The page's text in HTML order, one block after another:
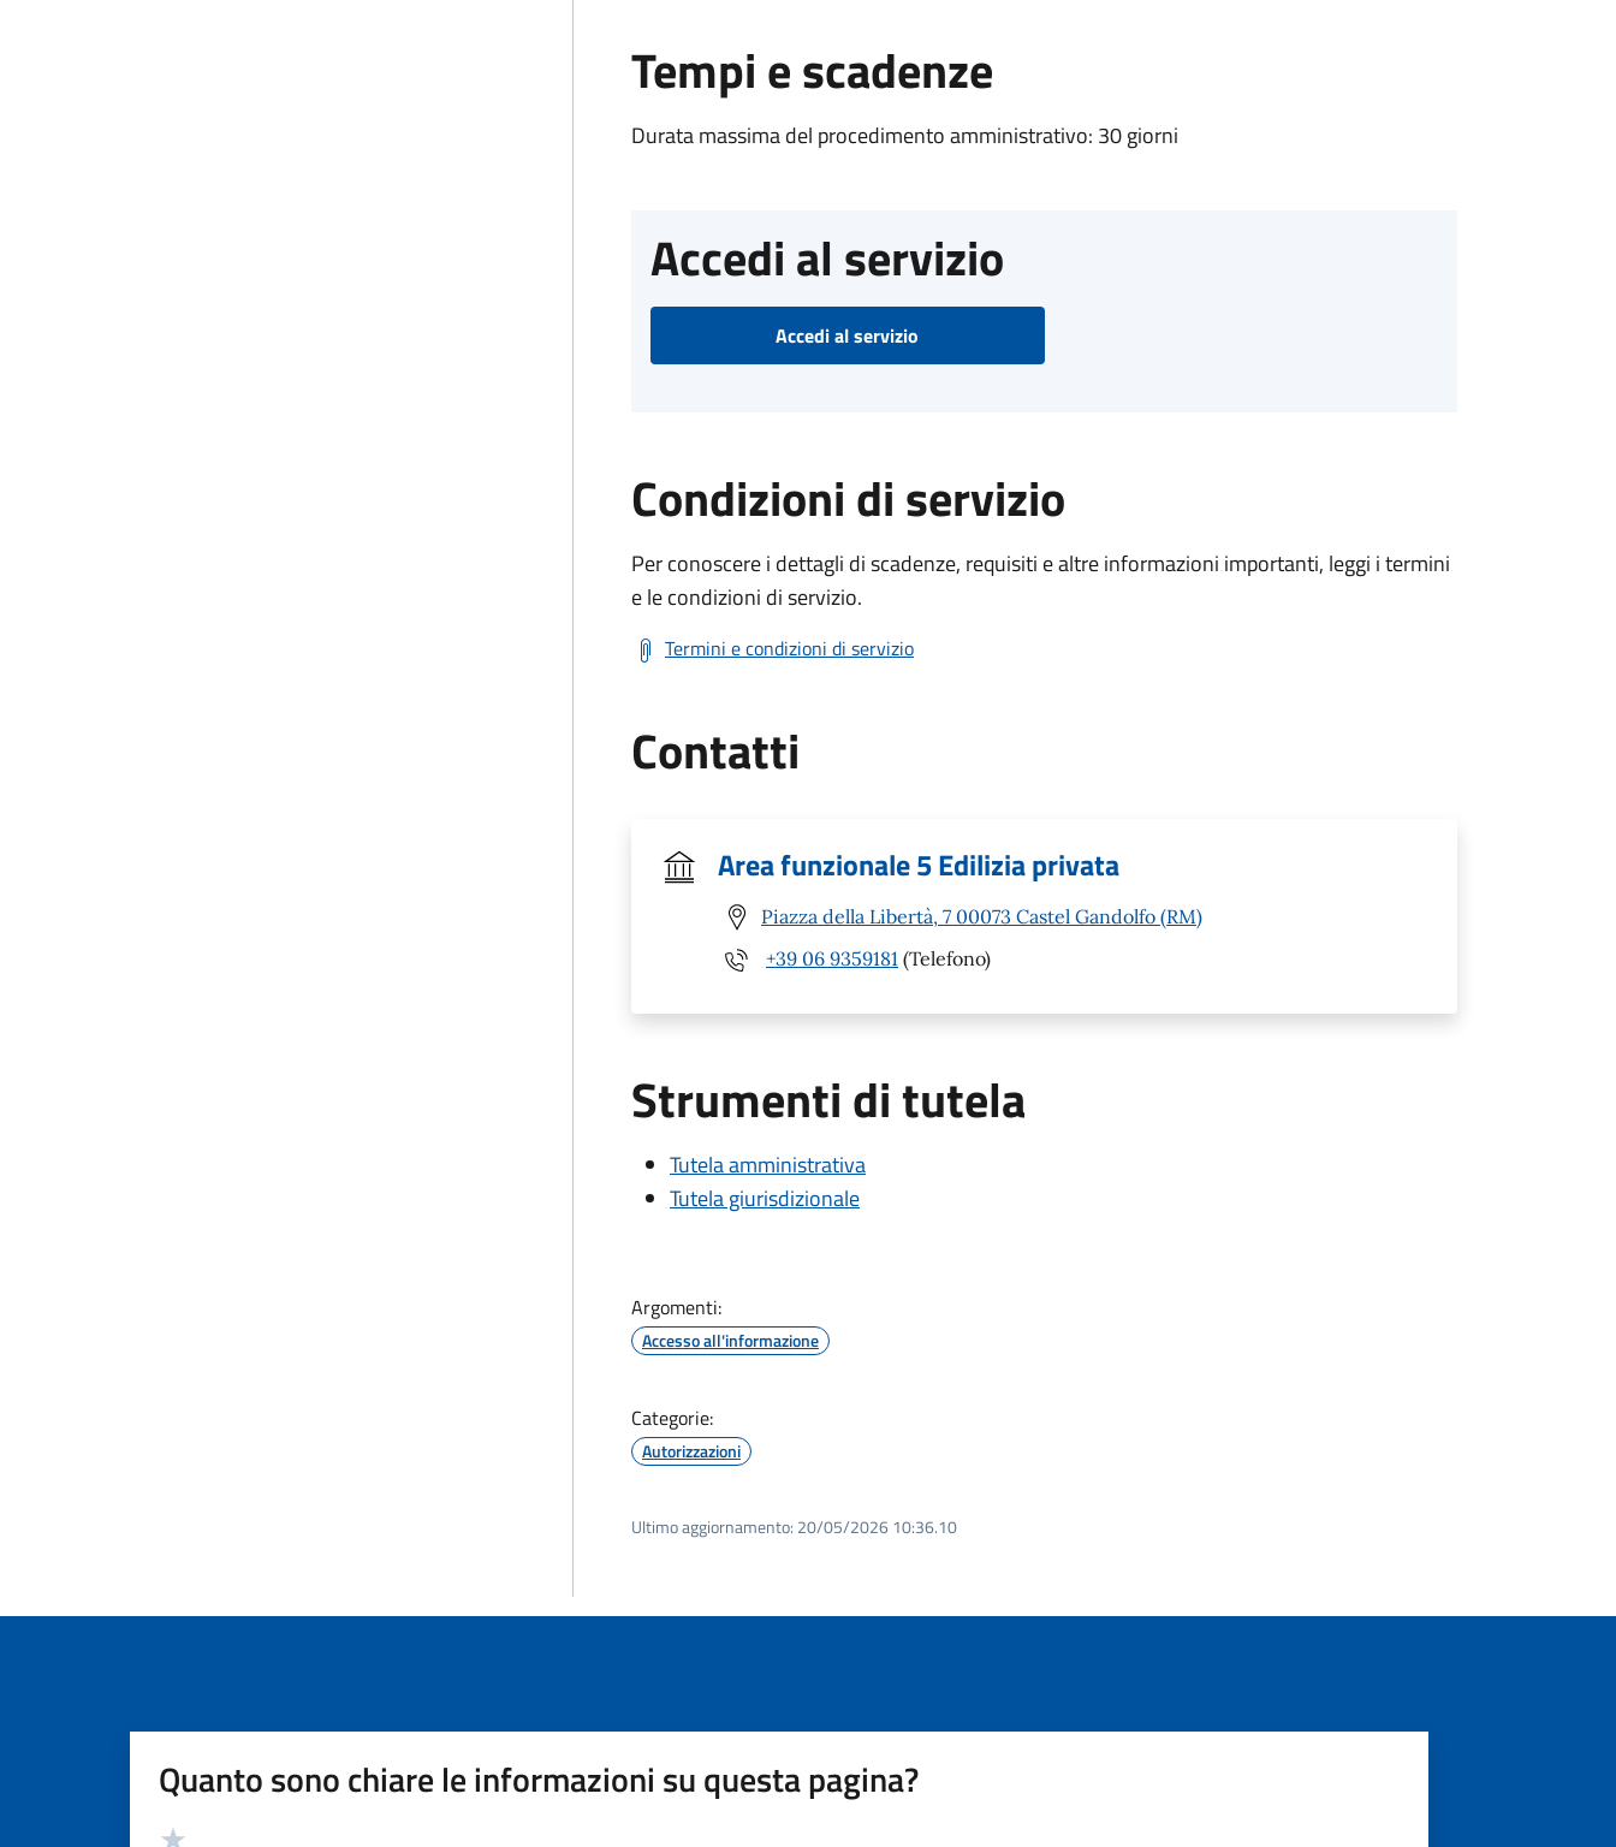
Tempi e scadenze
Durata massima del procedimento amministrativo: 30 giorni
Accedi al servizio
Accedi al servizio
Condizioni di servizio
Per conoscere i dettagli di scadenze, requisiti e altre informazioni importanti, leggi i termini
e le condizioni di servizio.
Termini e condizioni di servizio
Contatti
Area funzionale 5 Edilizia privata
Piazza della Libertà, 7 00073 Castel Gandolfo (RM)
+39 06 9359181 (Telefono)
Strumenti di tutela
Tutela amministrativa
Tutela giurisdizionale
Argomenti:
Accesso all'informazione
Categorie:
Autorizzazioni
Ultimo aggiornamento: 20/05/2026 10:36.10
Quanto sono chiare le informazioni su questa pagina?
Valutazione